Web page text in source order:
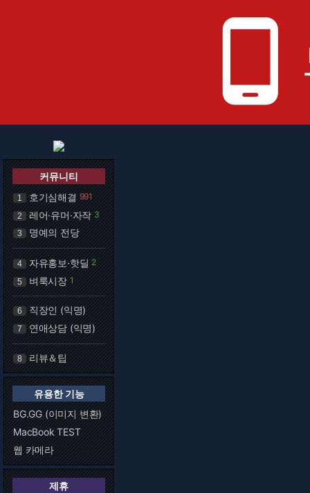
phone_android
커뮤니티
1 호기심해결 991
2 레어·유머·자작 3
3 명예의 전당
4 자유홍보·핫딜 2
5 벼룩시장 1
6 직장인 (익명)
7 연애상담 (익명)
8 리뷰＆팁
유용한 기능
BG.GG (이미지 변환)
MacBook TEST
웹 카메라
제휴